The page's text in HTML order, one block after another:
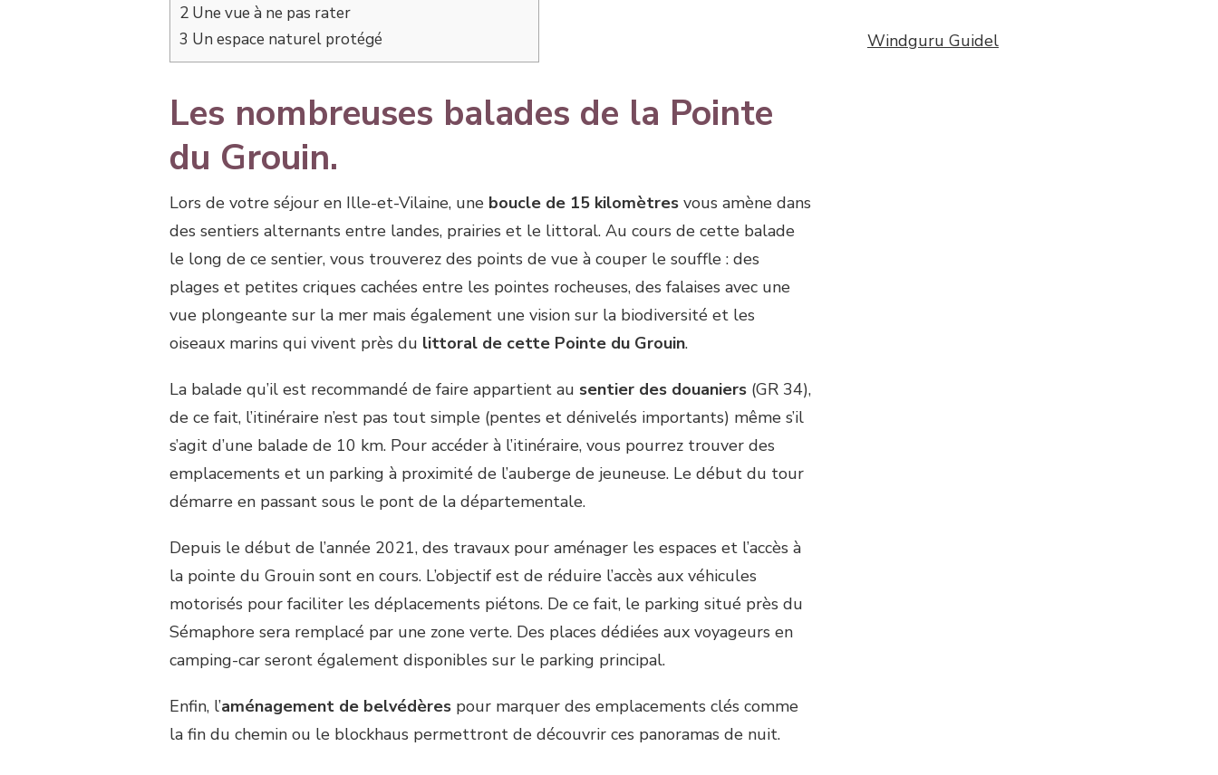
2 Une vue à ne pas rater
3 Un espace naturel protégé
Les nombreuses balades de la Pointe
du Grouin.
Lors de votre séjour en Ille-et-Vilaine, une boucle de 15 kilomètres vous amène dans
des sentiers alternants entre landes, prairies et le littoral. Au cours de cette balade
le long de ce sentier, vous trouverez des points de vue à couper le souffle : des
plages et petites criques cachées entre les pointes rocheuses, des falaises avec une
vue plongeante sur la mer mais également une vision sur la biodiversité et les
oiseaux marins qui vivent près du littoral de cette Pointe du Grouin.
La balade qu’il est recommandé de faire appartient au sentier des douaniers (GR 34),
de ce fait, l’itinéraire n’est pas tout simple (pentes et dénivelés importants) même s’il
s’agit d’une balade de 10 km. Pour accéder à l’itinéraire, vous pourrez trouver des
emplacements et un parking à proximité de l’auberge de jeuneuse. Le début du tour
démarre en passant sous le pont de la départementale.
Depuis le début de l’année 2021, des travaux pour aménager les espaces et l’accès à
la pointe du Grouin sont en cours. L’objectif est de réduire l’accès aux véhicules
motorisés pour faciliter les déplacements piétons. De ce fait, le parking situé près du
Sémaphore sera remplacé par une zone verte. Des places dédiées aux voyageurs en
camping-car seront également disponibles sur le parking principal.
Enfin, l’aménagement de belvédères pour marquer des emplacements clés comme
la fin du chemin ou le blockhaus permettront de découvrir ces panoramas de nuit.
Windguru Guidel